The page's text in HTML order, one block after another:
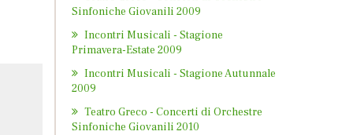
Sinfoniche Giovanili 2009
Incontri Musicali - Stagione
Primavera-Estate 2009
Incontri Musicali - Stagione Autunnale
2009
Teatro Greco - Concerti di Orchestre
Sinfoniche Giovanili 2010